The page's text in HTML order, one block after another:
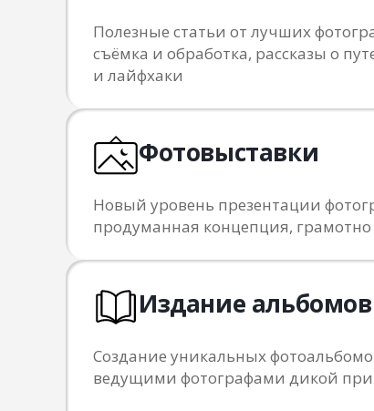
Полезные статьи от лучших
съёмка и обработка, рассказы о
и лайфхаки
Фотовыставки
Новый уровень презентации
продуманная концепция,
Издание альбомов
Создание уникальных
ведущими фотографами дикой